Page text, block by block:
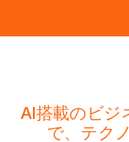
AI搭載のビジ
で、テク